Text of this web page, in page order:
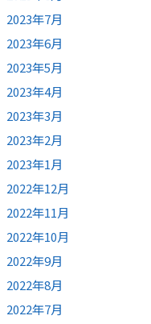
2023年7月
2023年6月
2023年5月
2023年4月
2023年3月
2023年2月
2023年1月
2022年12月
2022年11月
2022年10月
2022年9月
2022年8月
2022年7月